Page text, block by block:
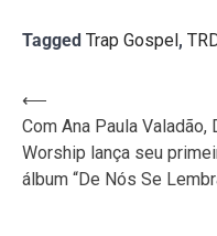
Tagged Trap Gospel ,
Navegação
de
Post
⟵
Com Ana Paula Valadão,
Worship lança seu
álbum “De Nós Se